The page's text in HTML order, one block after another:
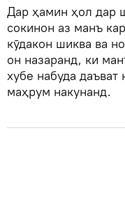
Дар ҳамин ҳол дар
сокинон аз манъ
кӯдакон шиква ва
он назаранд, ки
хубе набуда
маҳрум накунанд.